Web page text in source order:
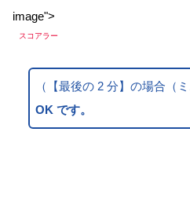
image">
スコアラー
（【最後の 2 分】の場合（
OK です。